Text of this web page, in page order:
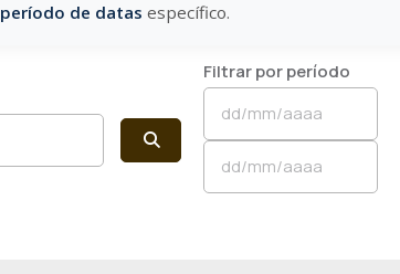
período de datas específico.
Filtrar por período